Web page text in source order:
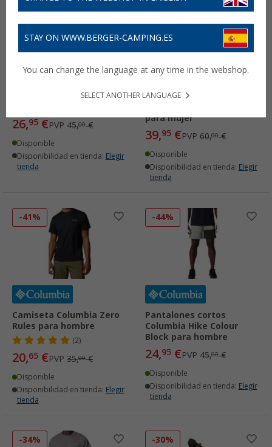
Camiseta Columbia Kwick
26,95 €PVP 45,00€
Disponible
Disponibilidad en tienda: Elegir
tienda
Pantalones cortos
para mujer
39,95 €PVP 60,00€
Disponible
Disponibilidad en tienda: Elegir
tienda
-41%
Camiseta Columbia Zero
Rules para hombre
(2)
20,65 €PVP 35,00€
Disponible
Disponibilidad en tienda: Elegir
tienda
-44%
Pantalones cortos
Columbia Hike Colour
Block para hombre
24,95 €PVP 45,00€
Disponible
Disponibilidad en tienda: Elegir
tienda
-34% -30%
STAY ON WWW.BERGER-CAMPING.ES
You can change the language at any time in the webshop.
SELECT ANOTHER LANGUAGE